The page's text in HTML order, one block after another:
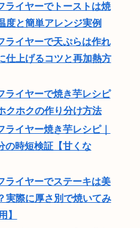
ライヤーでトーストは焼
度と簡単アレンジ実例
ライヤーで天ぷらは作れ
仕上げるコツと再加熱方
ライヤーで焼き芋レシピ
クホクの作り分け方法
ライヤー焼き芋レシピ｜
時短検証【甘くな
ライヤーでステーキは美
実際に厚さ別で焼いてみ
】